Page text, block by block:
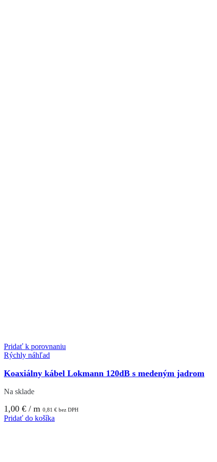
Pridať k porovnaniu
Rýchly náhľad
Koaxiálny kábel Lokmann 120dB s medeným jadrom
Na sklade
1,00 € / m 0,81 € bez DPH
Pridať do košíka